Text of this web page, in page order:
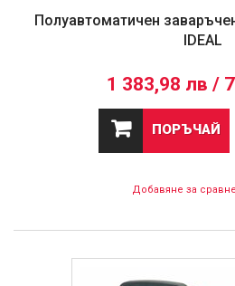
Полуавтоматичен
IDEAL
1 383,98 лв /
ПОРЪЧАЙ
Добавяне за